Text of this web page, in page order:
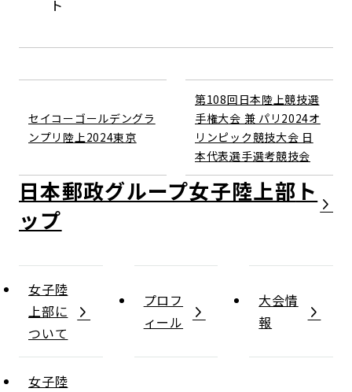
ト
セイコーゴールデングラ
ンプリ陸上2024東京
第108回日本陸上競技選
手権大会 兼 パリ2024オ
リンピック競技大会 日
本代表選手選考競技会
日本郵政グループ女子陸上部
女子陸
上部に
ついて
プロフ
ィール
大会情
報
女子陸